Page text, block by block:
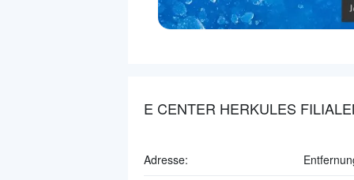
E CENTER HERKULES
Adresse: